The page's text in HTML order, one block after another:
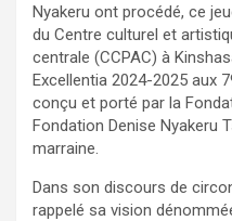
Nyakeru ont procédé, ce
du Centre culturel et
centrale (CCPAC) à
Excellentia 2024-2025 aux
conçu et porté par la
Fondation Denise Nyakeru
marraine.
Dans son discours de
rappelé sa vision